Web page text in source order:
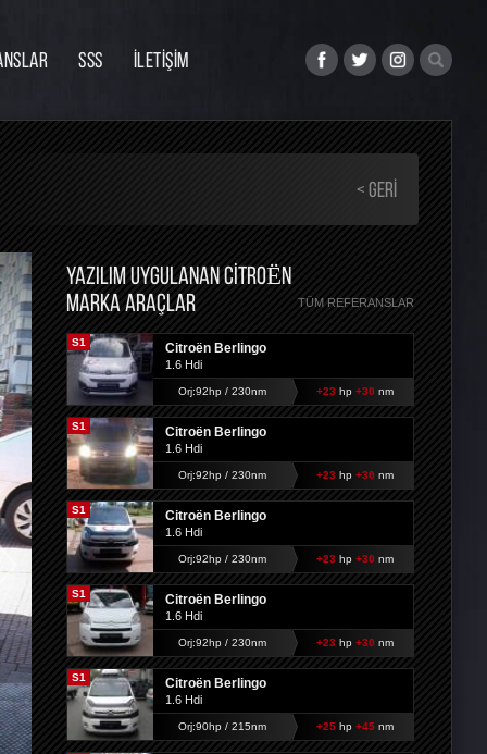
SSS İLETİŞİM
< GERI
YAZILIM UYGULANAN CITROËN
MARKA ARAÇLAR
TÜM REFERANSLAR
S1 Citroën Berlingo
1.6 Hdi
Orj:92hp / 230nm +23 hp +30 nm
S1 Citroën Berlingo
1.6 Hdi
Orj:92hp / 230nm +23 hp +30 nm
S1 Citroën Berlingo
1.6 Hdi
Orj:92hp / 230nm +23 hp +30 nm
S1 Citroën Berlingo
1.6 Hdi
Orj:92hp / 230nm +23 hp +30 nm
S1 Citroën Berlingo
1.6 Hdi
Orj:90hp / 215nm +25hp +45nm